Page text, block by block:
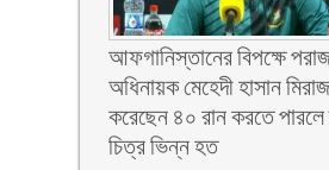
আফগানিস্তানের বিপক্ষে
অধিনায়ক মেহেদী হাসান
করেছেন ৪০ রান করতে পারলে
চিত্র ভিন্ন হত